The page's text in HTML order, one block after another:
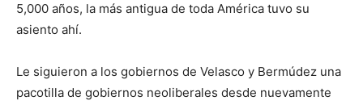
5,000 años, la más antigua de toda América tuvo su
asiento ahí.
Le siguieron a los gobiernos de Velasco y Bermúdez una
pacotilla de gobiernos neoliberales desde nuevamente